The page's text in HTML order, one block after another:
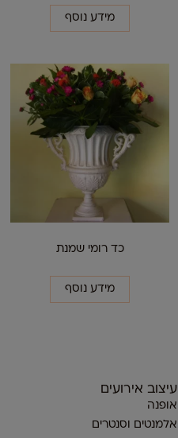
מידע נוסף
כד רומי שמנת
מידע נוסף
עיצוב אירועים
אופנה
אלמנטים וסנטרים